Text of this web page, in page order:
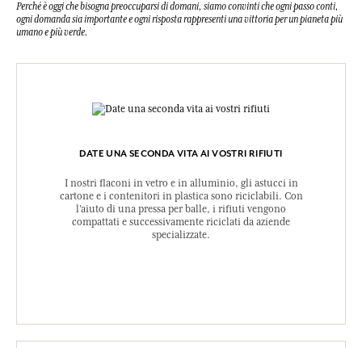
Perché è oggi che bisogna preoccuparsi di domani, siamo convinti che ogni passo conti,
ogni domanda sia importante e ogni risposta rappresenti una vittoria per un pianeta più
umano e più verde.
DATE UNA SECONDA VITA AI VOSTRI RIFIUTI
I nostri flaconi in vetro e in alluminio, gli astucci in
cartone e i contenitori in plastica sono riciclabili. Con
l’aiuto di una pressa per balle, i rifiuti vengono
compattati e successivamente riciclati da aziende
specializzate.